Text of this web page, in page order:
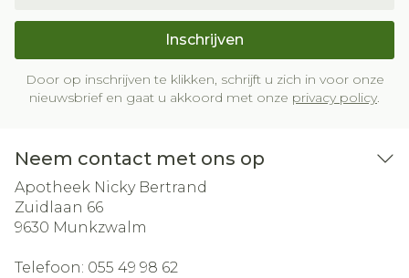
Inschrijven
Door op inschrijven te klikken, schrijft u zich in voor onze
nieuwsbrief en gaat u akkoord met onze privacy policy.
Neem contact met ons op
Apotheek Nicky Bertrand
Zuidlaan 66
9630 Munkzwalm
Telefoon: 055 49 98 62